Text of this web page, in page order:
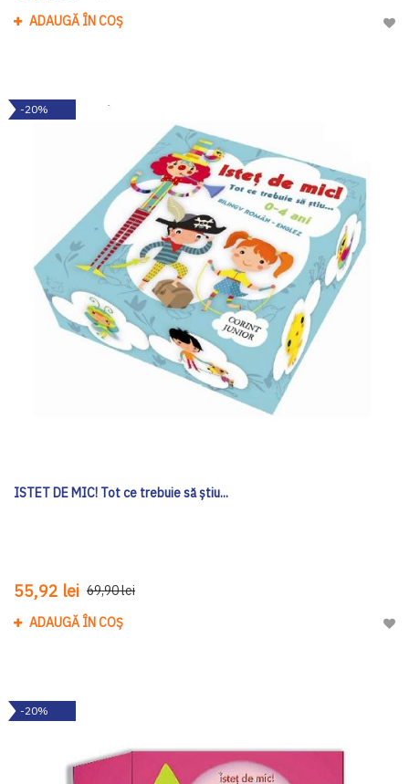
ADAUGĂ ÎN COȘ
-20%
ISTET DE MIC! Tot ce trebuie să ştiu...
55,92 lei 69,90 lei
ADAUGĂ ÎN COȘ
-20%